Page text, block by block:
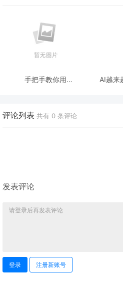
手把手教你用
AI越来
评论列表 共有 0 条评论
发表评论
登录 注册新账号